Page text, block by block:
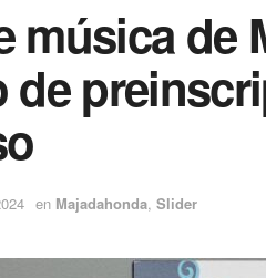
música de
de
en Majadahonda, Slider